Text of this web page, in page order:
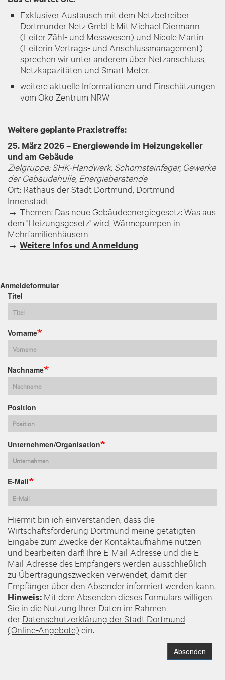
Exklusiver Austausch mit dem Netzbetreiber
Dortmunder Netz GmbH: Mit Michael Diermann
(Leiter Zähl- und Messwesen) und Nicole Martin
(Leiterin Vertrags- und Anschlussmanagement)
sprechen wir unter anderem über Netzanschluss,
Netzkapazitäten und Smart Meter.
weitere aktuelle Informationen und Einschätzungen
vom Öko-Zentrum NRW
Weitere geplante Praxistreffs:
25. März 2026 – Energiewende im Heizungskeller
und am Gebäude
Zielgruppe: SHK-Handwerk, Schornsteinfeger, Gewerke
der Gebäudehülle, Energieberatende
Ort: Rathaus der Stadt Dortmund, Dortmund-
Innenstadt
→ Themen: Das neue Gebäudeenergiegesetz: Was aus
dem "Heizungsgesetz" wird, Wärmepumpen in
Mehrfamilienhäusern
→ Weitere Infos und Anmeldung
Anmeldeformular
Titel
Vorname
Nachname
Position
Unternehmen/Organisation
E-Mail
Hiermit bin ich einverstanden, dass die
Wirtschaftsförderung Dortmund meine getätigten
Eingabe zum Zwecke der Kontaktaufnahme nutzen
und bearbeiten darf! Ihre E-Mail-Adresse und die E-
Mail-Adresse des Empfängers werden ausschließlich
zu Übertragungszwecken verwendet, damit der
Empfänger über den Absender informiert werden kann.
Hinweis: Mit dem Absenden dieses Formulars willigen
Sie in die Nutzung Ihrer Daten im Rahmen
der Datenschutzerklärung der Stadt Dortmund
(Online-Angebote) ein.
Absenden